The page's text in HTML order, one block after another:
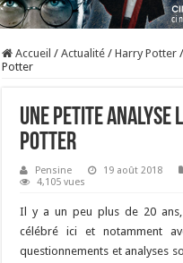
Accueil / Actualité / Harry Potter /
Potter
Une petite analyse
Potter
Pensine 19 août 2018
4,105 vues
Il y a un peu plus de 20 ans,
célébré ici et notamment
questionnements et analyses